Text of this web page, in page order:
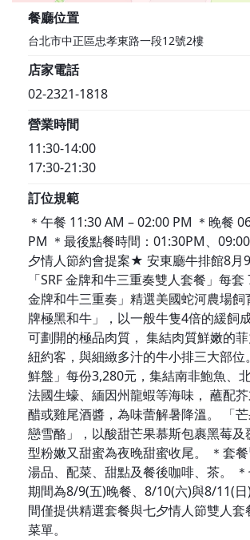
餐廳位置
台北市中正區忠孝東路一段12號2樓
店家電話
02-2321-1818
營業時間
11:30-14:00
17:30-21:30
訂位規範
＊午餐 11:30 AM – 02:00 PM ＊晚餐
PM ＊最後點餐時間：01:30PM、
夕情人節約會提案★ 安東廳牛排館8月
「SRF 金牌和牛三重奏雙人套餐」每套
金牌和牛三重奏」精選美國蛇河農場飼
牌極黑和牛」，以一般牛隻4倍的緩飼
可劃開的極品肉質， 集結肉質鮮嫩的
紐約客，與細緻多汁的牛小排三大部位
鮮盤」每份3,280元，集結南非鮑魚、
法國生蠔、緬因州龍蝦等海味， 蘸配
醋或雞尾酒醬，為味蕾解暑降溫。 「
戀雪酪」，以酸甜芒果慕斯包裹黑莓及
型粉嫩又甜蜜為夜晚甜蜜收尾。 ＊套餐
湯品、配菜、甜點及餐後咖啡、茶。
期間為8/9(五)晚餐、8/10(六)與8/11(
間僅提供精選套餐與七夕情人節雙人
菜單。